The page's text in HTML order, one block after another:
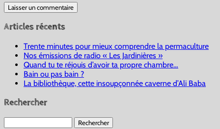
Articles récents
Trente minutes pour mieux comprendre la permaculture
Nos émissions de radio « Les Jardinières »
Quand tu te réjouis d’avoir ta propre chambre…
Bain ou pas bain ?
La bibliothèque, cette insoupçonnée caverne d’Ali Baba
Rechercher